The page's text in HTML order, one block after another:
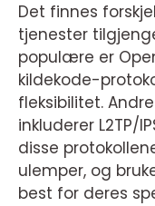
Det finnes
tjenester
populære er
kildekode-
fleksibilitet.
inkluderer L2TP/
disse
ulemper, og
best for deres